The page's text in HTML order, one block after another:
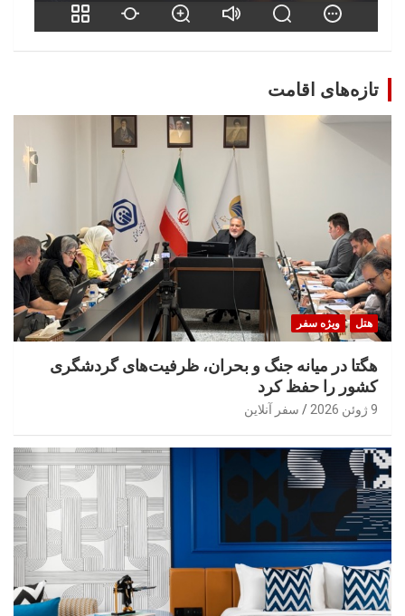
تازه‌های اقامت
هتل ویژه سفر
هگتا در میانه جنگ و بحران، ظرفیت‌های گردشگری
کشور را حفظ کرد
9 ژوئن 2026 سفر آنلاین